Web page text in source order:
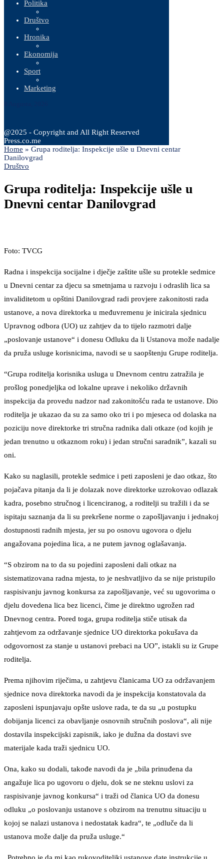
Politika
Društvo
Hronika
Ekonomija
Sport
Marketing
@2025 - Copyright and All Right Reserved
Press.co.me
Home » Grupa roditelja: Inspekcije ušle u Dnevni centar
Danilovgrad
Društvo
Grupa roditelja: Inspekcije ušle u
Dnevni centar Danilovgrad
Foto: TVCG
Radna i inspekcija socijalne i dječje zaštite ušle su protekle sedmice
u Dnevni centar za djecu sa smetnjama u razvoju i odraslih lica sa
invaliditetom u opštini Danilovgrad radi provjere zakonitosti rada
ustanove, a nova direktorka u međuvremenu je inicirala sjednicu
Upravnog odbora (UO) uz zahtjev da to tijelo razmotri dalje
„poslovanje ustanove“ i donesu Odluku da li Ustanova može nadalje
da pruža usluge korisnicima, navodi se u saopštenju Grupe roditelja.
“Grupa roditelja korisnika usluga u Dnevnom centru zatražila je
prošlog ponedjeljka od lokalne uprave i nekoliko državnih
inspekcija da provedu nadzor nad zakonitošću rada te ustanove. Dio
roditelja je ukazao da su za samo oko tri i po mjeseca od dolaska na
poziciju nove direktorke tri stručna radnika dali otkaze (od kojih je
jedan trenutno u otkaznom roku) i jedan stručni saradnik”, kazali su
oni.
Kako su naglasili, protekle sedmice i peti zaposleni je dao otkaz, što
pojačava pitanja da li je dolazak nove direktorke uzrokovao odlazak
kadra, posebno stručnog i licenciranog, a roditelji su tražili i da se
ispitaju saznanja da li su prekršene norme o zapošljavanju i jednakoj
dostupnosti radnih mjesta, jer su po osnovu ugovora o djelu
angažovana pojedina lica, a ne putem javnog oglašavanja.
“S obzirom na to da su pojedini zaposleni dali otkaz na
sistematizovana radna mjesta, to je neshvatljivo da se nije pristupilo
raspisivanju javnog konkursa za zapošljavanje, već su ugovorima o
djelu dovedena lica bez licenci, čime je direktno ugrožen rad
Dnevnog centra. Pored toga, grupa roditelja stiče utisak da
zahtjevom za održavanje sjednice UO direktorka pokušava da
odgovornost za stanje u ustanovi prebaci na UO”, istakli su iz Grupe
roditelja.
Prema njihovim riječima, u zahtjevu članicama UO za održavanjem
sjednice nova direktorka navodi da je inspekcija konstatovala da
zaposleni ispunjavaju opšte uslove rada, te da su „u postupku
dobijanja licenci za obavljanje osnovnih stručnih poslova“, ali nije
dostavila inspekcijski zapisnik, iako je dužna da dostavi sve
materijale kada traži sjednicu UO.
Ona, kako su dodali, takođe navodi da je „bila prinuđena da
angažuje lica po ugovoru o djelu, dok se ne steknu uslovi za
raspisivanje javnog konkursa“ i traži od članica UO da donesu
odluku „o poslovanju ustanove s obzirom na trenutnu situaciju u
kojoj se nalazi ustanova i nedostatak kadra“, te „odluče da li
ustanova može dalje da pruža usluge.“